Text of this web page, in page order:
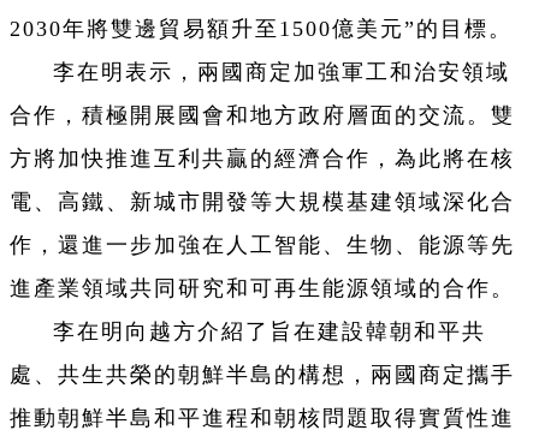
2030年將雙邊貿易額升至1500億美元”的目標。
李在明表示，兩國商定加強軍工和治安領域
合作，積極開展國會和地方政府層面的交流。雙
方將加快推進互利共贏的經濟合作，為此將在核
電、高鐵、新城市開發等大規模基建領域深化合
作，還進一步加強在人工智能、生物、能源等先
進產業領域共同研究和可再生能源領域的合作。
李在明向越方介紹了旨在建設韓朝和平共
處、共生共榮的朝鮮半島的構想，兩國商定攜手
推動朝鮮半島和平進程和朝核問題取得實質性進